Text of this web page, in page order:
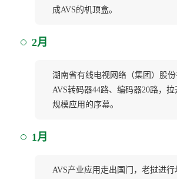
成AVS的机顶盒。
2月
湖南省有线电视网络（集团）股
AVS转码器44路、编码器20路，
规模应用的序幕。
1月
AVS产业应用走出国门，老挝进